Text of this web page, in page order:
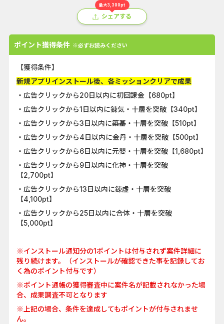
最大3,300pt
シェアする
ポイント獲得条件 ※必ずお読みください
【獲得条件】
新規アプリインストール後、各ミッションクリアで成果
・広告クリックから20日以内に初回課金【680pt】
・広告クリックから1日以内に錬気・十層を突破【340pt】
・広告クリックから3日以内に築基・十層を突破【510pt】
・広告クリックから4日以内に金丹・十層を突破【500pt】
・広告クリックから6日以内に元嬰・十層を突破【1,680pt】
・広告クリックから9日以内に化神・十層を突破
【2,700pt】
・広告クリックから13日以内に錬虚・十層を突破
【4,100pt】
・広告クリックから25日以内に合体・十層を突破
【5,000pt】
※インストール通知分の1ポイントは付与されず案件詳細に
残り続けます。（インストールが確認できた事を記録してお
く為のポイント付与です）
※ポイント通帳の獲得審査中に案件名が記載されなかった場
合、成果調査不可となります
※上記の場合、条件を達成してもポイントが付与されませ
ん。